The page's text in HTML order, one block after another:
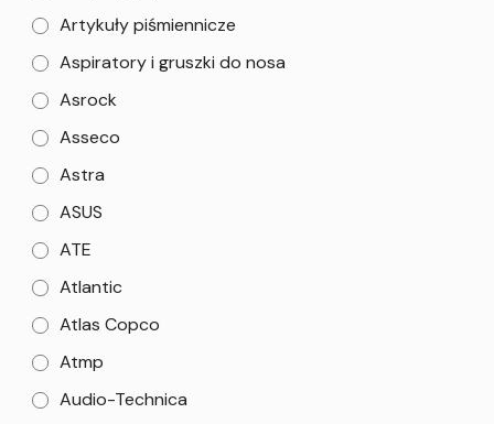
Artykuły piśmiennicze
Aspiratory i gruszki do nosa
Asrock
Asseco
Astra
ASUS
ATE
Atlantic
Atlas Copco
Atmp
Audio-Technica